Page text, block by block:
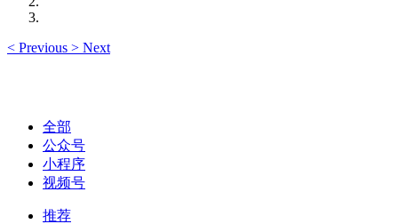
< Previous > Next
全部
公众号
小程序
视频号
推荐